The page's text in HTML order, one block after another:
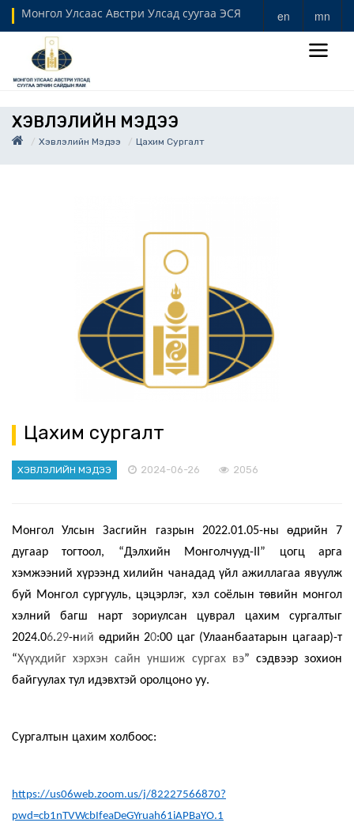
Монгол Улсаас Австри Улсад суугаа ЭСЯ en mn
ХЭВЛЭЛИЙН МЭДЭЭ
Хэвлэлийн Мэдээ Цахим Сургалт
Цахим сургалт
ХЭВЛЭЛИЙН МЭДЭЭ 2024-06-26 2056
Монгол Улсын Засгийн газрын 2022.01.05-ны өдрийн 7
дугаар тогтоол, “Дэлхийн Монголчууд-II” цогц арга
хэмжээний хүрээнд хилийн чанадад үйл ажиллагаа явуулж
буй Монгол сургууль, цэцэрлэг, хэл соёлын төвийн монгол
хэлний багш нарт зориулсан цуврал цахим сургалтыг
2024.06.29-ний өдрийн 20:00 цаг (Улаанбаатарын цагаар)-т
“Хүүхдийг хэрхэн сайн уншиж сургах вэ” сэдвээр зохион
байгуулах тул идэвхтэй оролцоно уу.
Сургалтын цахим холбоос:
https://us06web.zoom.us/j/82227566870?
pwd=cb1nTVWcbIfeaDeGYruah61iAPBaYO.1